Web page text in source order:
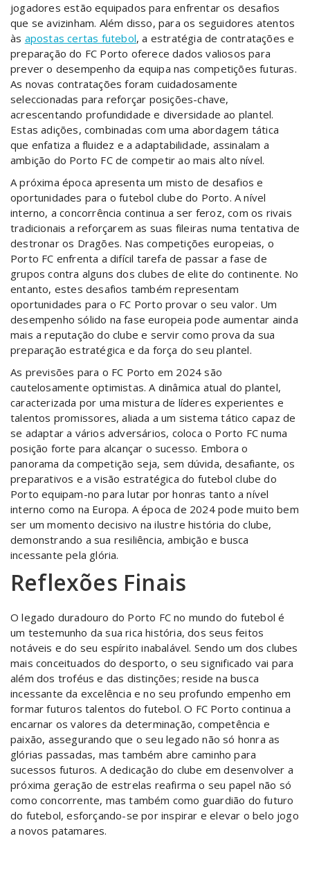
jogadores estão equipados para enfrentar os desafios
que se avizinham. Além disso, para os seguidores atentos
às apostas certas futebol, a estratégia de contratações e
preparação do FC Porto oferece dados valiosos para
prever o desempenho da equipa nas competições futuras.
As novas contratações foram cuidadosamente
seleccionadas para reforçar posições-chave,
acrescentando profundidade e diversidade ao plantel.
Estas adições, combinadas com uma abordagem tática
que enfatiza a fluidez e a adaptabilidade, assinalam a
ambição do Porto FC de competir ao mais alto nível.
A próxima época apresenta um misto de desafios e
oportunidades para o futebol clube do Porto. A nível
interno, a concorrência continua a ser feroz, com os rivais
tradicionais a reforçarem as suas fileiras numa tentativa de
destronar os Dragões. Nas competições europeias, o
Porto FC enfrenta a difícil tarefa de passar a fase de
grupos contra alguns dos clubes de elite do continente. No
entanto, estes desafios também representam
oportunidades para o FC Porto provar o seu valor. Um
desempenho sólido na fase europeia pode aumentar ainda
mais a reputação do clube e servir como prova da sua
preparação estratégica e da força do seu plantel.
As previsões para o FC Porto em 2024 são
cautelosamente optimistas. A dinâmica atual do plantel,
caracterizada por uma mistura de líderes experientes e
talentos promissores, aliada a um sistema tático capaz de
se adaptar a vários adversários, coloca o Porto FC numa
posição forte para alcançar o sucesso. Embora o
panorama da competição seja, sem dúvida, desafiante, os
preparativos e a visão estratégica do futebol clube do
Porto equipam-no para lutar por honras tanto a nível
interno como na Europa. A época de 2024 pode muito bem
ser um momento decisivo na ilustre história do clube,
demonstrando a sua resiliência, ambição e busca
incessante pela glória.
Reflexões Finais
O legado duradouro do Porto FC no mundo do futebol é
um testemunho da sua rica história, dos seus feitos
notáveis e do seu espírito inabalável. Sendo um dos clubes
mais conceituados do desporto, o seu significado vai para
além dos troféus e das distinções; reside na busca
incessante da excelência e no seu profundo empenho em
formar futuros talentos do futebol. O FC Porto continua a
encarnar os valores da determinação, competência e
paixão, assegurando que o seu legado não só honra as
glórias passadas, mas também abre caminho para
sucessos futuros. A dedicação do clube em desenvolver a
próxima geração de estrelas reafirma o seu papel não só
como concorrente, mas também como guardião do futuro
do futebol, esforçando-se por inspirar e elevar o belo jogo
a novos patamares.